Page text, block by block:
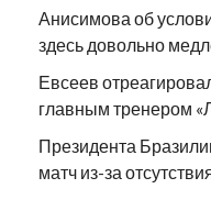
Анисимова об
здесь довольно
Евсеев
главным тренером
Президента
матч из-за